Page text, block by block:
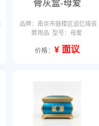
骨灰盒-母爱
品牌：南京市鼓楼区追忆缘丧
葬用品 型号：母爱
价格：¥ 面议